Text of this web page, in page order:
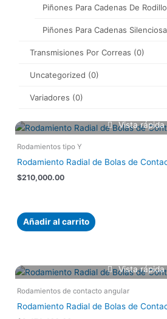
Piñones Para Cadenas De
Piñones Para Cadenas
Transmisiones Por Correas (0)
Uncategorized (0)
Variadores (0)
Vista rápida
Rodamientos tipo Y
Rodamiento Radial de Bolas de
$210,000.00
Añadir al carrito
Vista rápida
Rodamientos de contacto angular
Rodamiento Radial de Bolas de